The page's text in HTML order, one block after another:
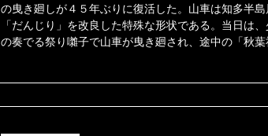
の曳き廻しが４５年ぶりに復活した。山車は知多半
「だんじり」を改良した特殊な形状である。当日は
の奏でる祭り囃子で山車が曳き廻され、途中の「秋葉